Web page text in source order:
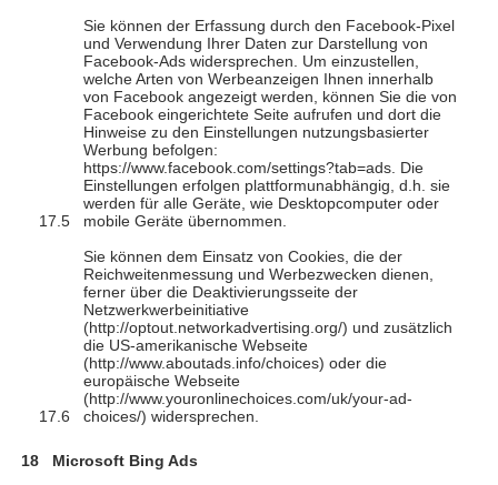
Sie können der Erfassung durch den Facebook-Pixel
und Verwendung Ihrer Daten zur Darstellung von
Facebook-Ads widersprechen. Um einzustellen,
welche Arten von Werbeanzeigen Ihnen innerhalb
von Facebook angezeigt werden, können Sie die von
Facebook eingerichtete Seite aufrufen und dort die
Hinweise zu den Einstellungen nutzungsbasierter
Werbung befolgen:
https://www.facebook.com/settings?tab=ads. Die
Einstellungen erfolgen plattformunabhängig, d.h. sie
werden für alle Geräte, wie Desktopcomputer oder
mobile Geräte übernommen.
Sie können dem Einsatz von Cookies, die der
Reichweitenmessung und Werbezwecken dienen,
ferner über die Deaktivierungsseite der
Netzwerkwerbeinitiative
(http://optout.networkadvertising.org/) und zusätzlich
die US-amerikanische Webseite
(http://www.aboutads.info/choices) oder die
europäische Webseite
(http://www.youronlinechoices.com/uk/your-ad-
choices/) widersprechen.
Microsoft Bing Ads